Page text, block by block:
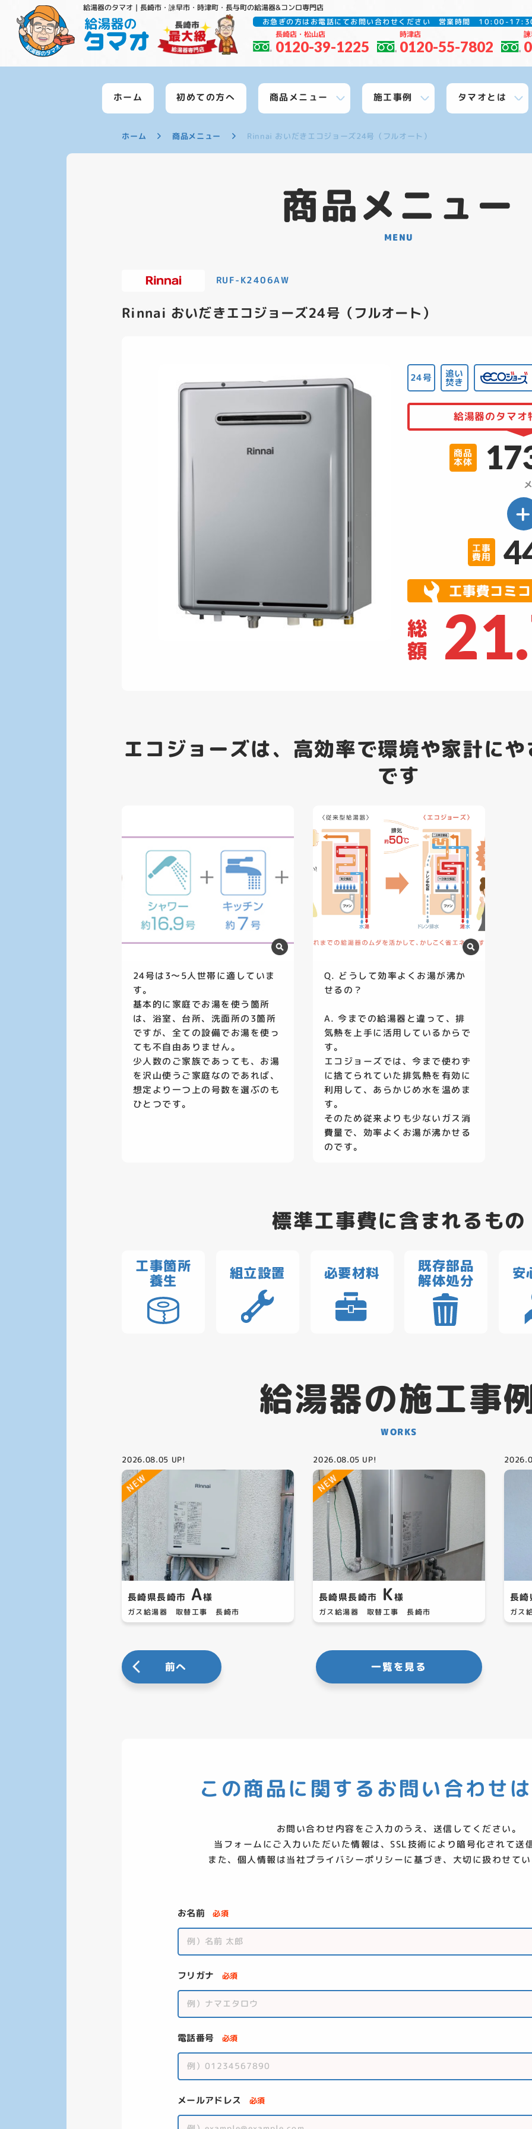
給湯器のタマオ｜長崎市・諫早市・時津町・長与町の給湯器&コンロ専門店
お急ぎの方はお電話にてお問い合わせください 営業時間 10:00-
長崎店・松山店
0120-39-1225
時津店
0120-55-7802
ホーム 初めての方へ 商品メニュー 施工事例 タマオとは
ホーム 商品メニュー Rinnai おいだきエコジョーズ24号（フルオート）
商品メニュー
MENU
RUF-K2406AW
Rinnai おいだきエコジョーズ24号（フルオート）
24号 追い
焚き
給湯器のタマ
商品
本体
工事
費用
工事費コミ
総
額
エコジョーズは、高効率で環境や家計に
です
24号は3〜5人世帯に適していま
す。
基本的に家庭でお湯を使う箇所
は、浴室、台所、洗面所の3箇所
ですが、全ての設備でお湯を使っ
ても不自由ありません。
少人数のご家族であっても、お湯
を沢山使うご家庭なのであれば、
想定より一つ上の号数を選ぶのも
ひとつです。
Q. どうして効率よくお湯が沸か
せるの？
A. 今までの給湯器と違って、排
気熱を上手に活用しているからで
す。
エコジョーズでは、今まで使わず
に捨てられていた排気熱を有効に
利用して、あらかじめ水を温めま
す。
そのため従来よりも少ないガス消
費量で、効率よくお湯が沸かせる
のです。
標準工事費に含まれるもの
工事箇所
養生
組立設置 必要材料
既存部品
解体処分
安
給湯器の施工事
WORKS
2026.08.05 UP!
長崎県長崎市 A様
ガス給湯器 取替工事 長崎市
2026.08.05 UP!
長崎県長崎市 K様
ガス給湯器 取替工事 長崎市
長崎
ガス
前へ 一覧を見る
この商品に関する お問い合わせ
お問い合わせ内容をご入力のうえ、送信してください。
当フォームにご入力いただいた情報は、SSL技術により暗号化されて送
また、個人情報は当社プライバシーポリシーに基づき、大切に扱わせて
お名前 必須
フリガナ 必須
電話番号 必須
メールアドレス 必須